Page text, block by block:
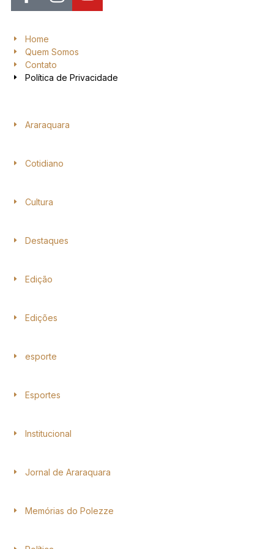
Home
Quem Somos
Contato
Política de Privacidade
Araraquara
Cotidiano
Cultura
Destaques
Edição
Edições
esporte
Esportes
Institucional
Jornal de Araraquara
Memórias do Polezze